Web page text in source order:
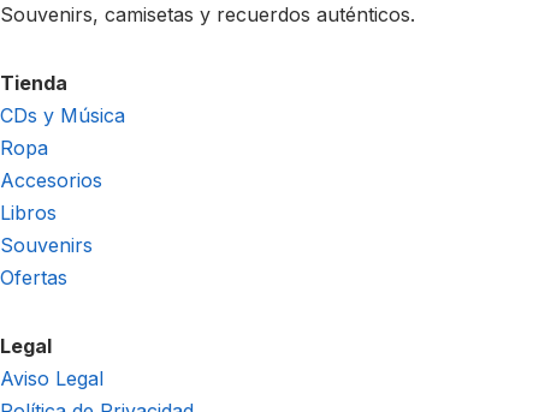
Souvenirs, camisetas y recuerdos auténticos.
Tienda
CDs y Música
Ropa
Accesorios
Libros
Souvenirs
Ofertas
Legal
Aviso Legal